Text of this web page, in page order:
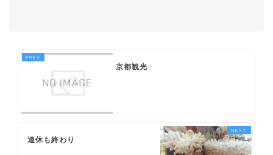
京都観光
連休も終わり